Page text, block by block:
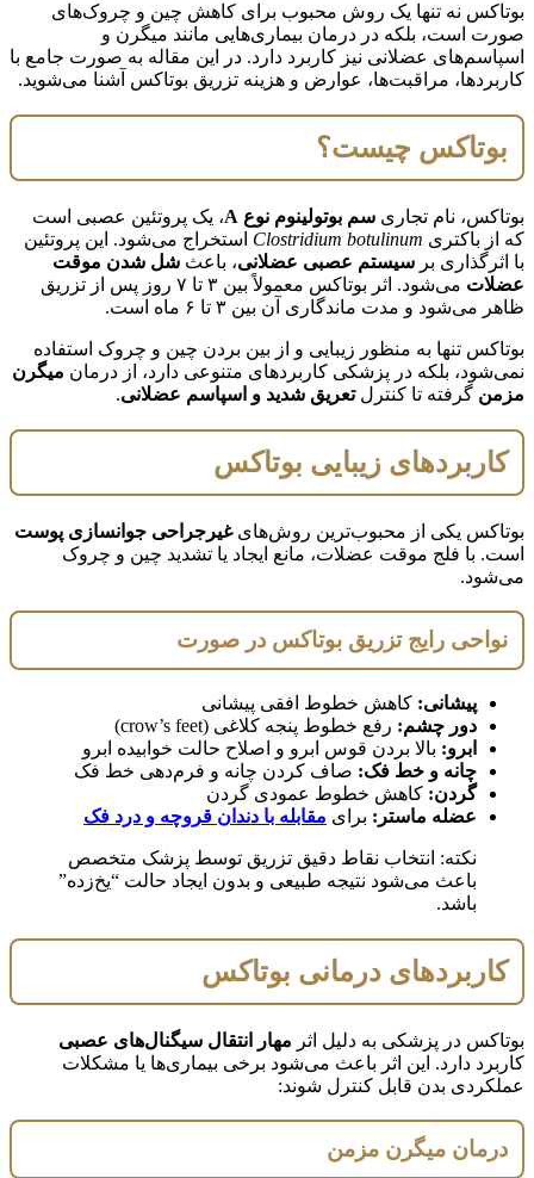
بوتاکس نه تنها یک روش محبوب برای کاهش چین و چروک‌های
صورت است، بلکه در درمان بیماری‌هایی مانند میگرن و
اسپاسم‌های عضلانی نیز کاربرد دارد. در این مقاله به صورت جامع با
کاربردها، مراقبت‌ها، عوارض و هزینه تزریق بوتاکس آشنا می‌شوید.
بوتاکس چیست؟
بوتاکس، نام تجاری سم بوتولینوم نوع A
، یک پروتئین عصبی است
که از باکتری Clostridium botulinum استخراج می‌شود. این پروتئین
با اثرگذاری بر سیستم عصبی عضلانی، باعث شل شدن موقت
عضلات
می‌شود. اثر بوتاکس معمولاً بین ۳ تا ۷ روز پس از تزریق
ظاهر می‌شود و مدت ماندگاری آن بین ۳ تا ۶ ماه است.
بوتاکس تنها به منظور زیبایی و از بین بردن چین و چروک استفاده
نمی‌شود، بلکه در پزشکی کاربردهای متنوعی دارد، از درمان میگرن
مزمن گرفته تا کنترلتعریق شدید و اسپاسم عضلانی.
کاربردهای زیبایی بوتاکس
بوتاکس یکی از محبوب‌ترین روش‌هایغیرجراحی جوانسازی پوست
است. با فلج موقت عضلات، مانع ایجاد یا تشدید چین و چروک
می‌شود.
نواحی رایج تزریق بوتاکس در صورت
پیشانی: کاهش خطوط افقی پیشانی
دور چشم: رفع خطوط پنجه کلاغی (crow’s feet)
ابرو: بالا بردن قوس ابرو و اصلاح حالت خوابیده ابرو
چانه و خط فک: صاف کردن چانه و فرم‌دهی خط فک
گردن: کاهش خطوط عمودی گردن
عضله ماستر: برای مقابله با دندان قروچه و درد فک
نکته: انتخاب نقاط دقیق تزریق توسط پزشک متخصص
باعث می‌شود نتیجه طبیعی و بدون ایجاد حالت “یخ‌زده”
باشد.
کاربردهای درمانی بوتاکس
بوتاکس در پزشکی به دلیل اثر مهار انتقال سیگنال‌های عصبی
کاربرد دارد. این اثر باعث می‌شود برخی بیماری‌ها یا مشکلات
عملکردی بدن قابل کنترل شوند:
درمان میگرن مزمن